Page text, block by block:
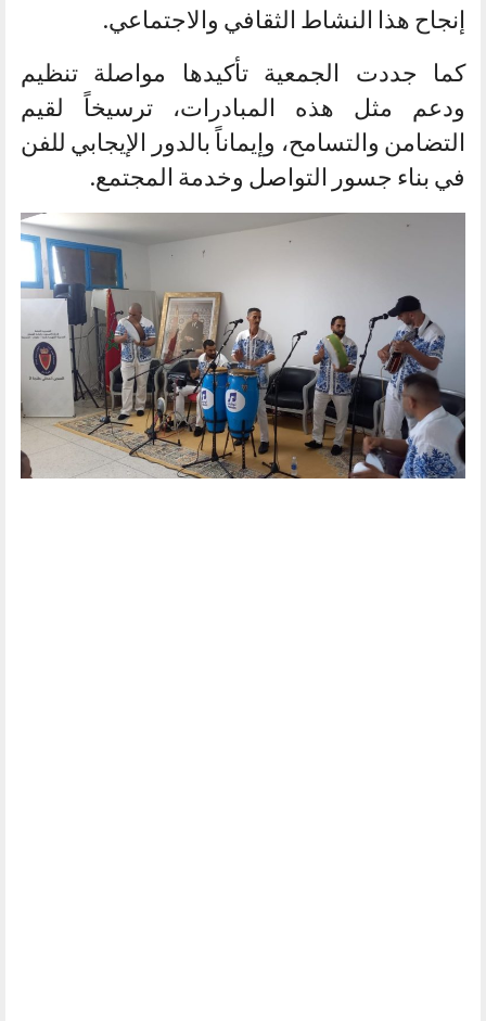
إنجاح هذا النشاط الثقافي والاجتماعي.
كما جددت الجمعية تأكيدها مواصلة تنظيم
ودعم مثل هذه المبادرات، ترسيخاً لقيم
التضامن والتسامح، وإيماناً بالدور الإيجابي للفن
في بناء جسور التواصل وخدمة المجتمع.